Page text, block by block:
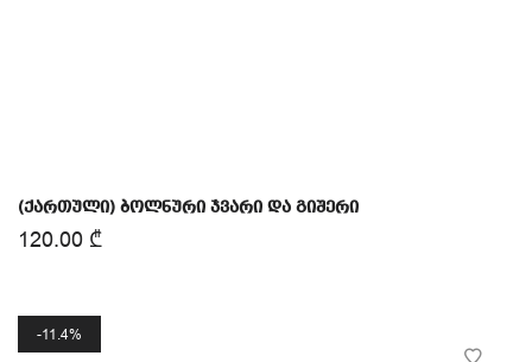
(ქართული) ბოლნური ჯვარი და გიშერი
120.00 ₾
11.4%